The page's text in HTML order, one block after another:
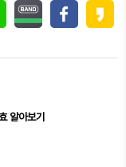
알아보기